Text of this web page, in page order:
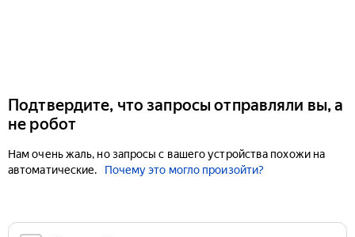
Подтвердите, что запросы отправляли вы, а
не робот
Нам очень жаль, но запросы с вашего устройства похожи на
автоматические.
Почему это могло произойти?